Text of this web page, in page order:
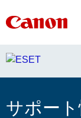
サポー